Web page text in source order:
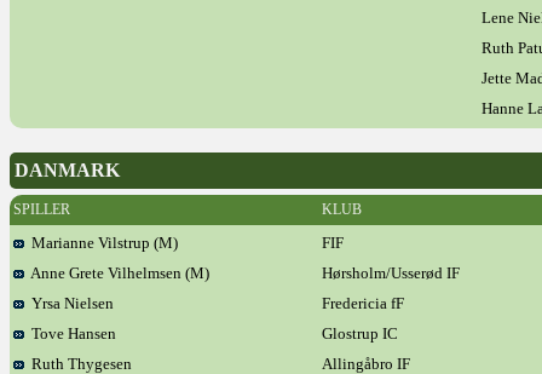
Lene
Ruth
Jette
Hanne
DANMARK
SPILLER KLUB
Marianne Vilstrup (M)
FIF
Anne Grete Vilhelmsen (M)
Hørsholm/Usserød IF
Yrsa Nielsen
Fredericia fF
Tove Hansen
Glostrup IC
Ruth Thygesen
Allingåbro IF